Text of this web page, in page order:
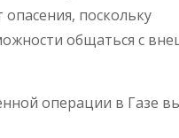
поскольку
общаться с
операции в Газе